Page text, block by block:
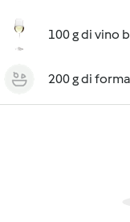
100 g di vino
200 g di